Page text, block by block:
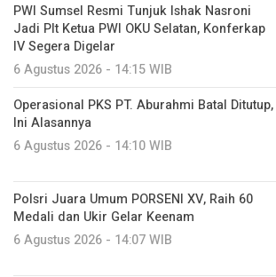
PWI Sumsel Resmi Tunjuk Ishak Nasroni
Jadi Plt Ketua PWI OKU Selatan, Konferkap
IV Segera Digelar
6 Agustus 2026 - 14:15 WIB
Operasional PKS PT. Aburahmi Batal Ditutup,
Ini Alasannya
6 Agustus 2026 - 14:10 WIB
Polsri Juara Umum PORSENI XV, Raih 60
Medali dan Ukir Gelar Keenam
6 Agustus 2026 - 14:07 WIB